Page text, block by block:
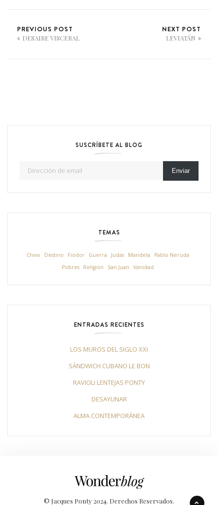
PREVIOUS POST
DESAIRE VISCERAL
NEXT POST
LEVIATÁN
SUSCRÍBETE AL BLOG
Enviar
TEMAS
Chivo Destino Fiodor Guerra Judas Mandela
Pablo Neruda
Pobres
Religión San Juan Vanidad
ENTRADAS RECIENTES
LOS MUROS DEL SIGLO XXI
SÁNDWICH CUBANO LE BON
RAVIOLI LENTEJAS PONTY
DESAYUNAR
ALMA CONTEMPORÁNEA
© Jacques Ponty 2024. Derechos Reservados.